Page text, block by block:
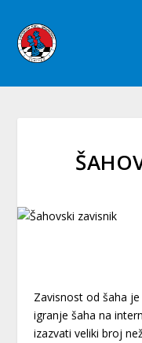
Zavisnost od šaha
igranje šaha na
izazvati veliki broj